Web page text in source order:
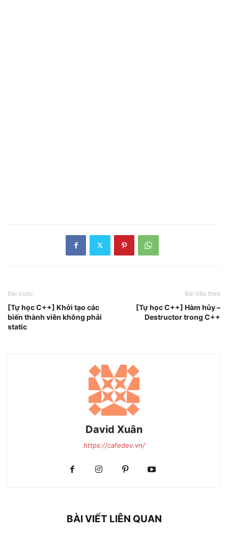
Bài trước
[Tự học C++] Khởi tạo các
biến thành viên không phải
static
Bài tiếp theo
[Tự học C++] Hàm hủy –
Destructor trong C++
David Xuân
https://cafedev.vn/
BÀI VIẾT LIÊN QUAN